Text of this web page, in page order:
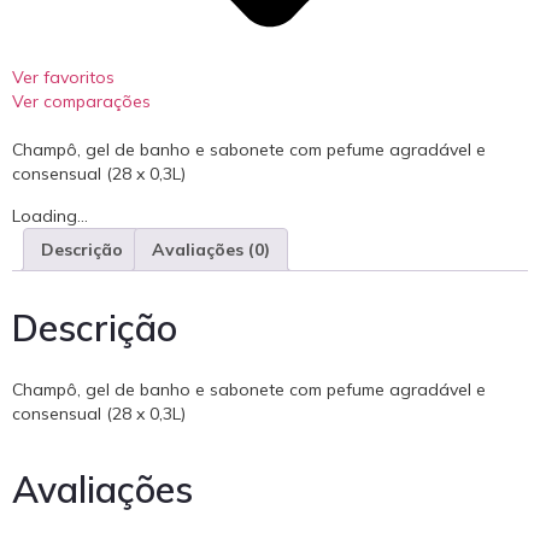
Ver favoritos
Ver comparações
Champô, gel de banho e sabonete com pefume agradável e
consensual (28 x 0,3L)
Loading...
Descrição
Avaliações (0)
Descrição
Champô, gel de banho e sabonete com pefume agradável e
consensual (28 x 0,3L)
Avaliações